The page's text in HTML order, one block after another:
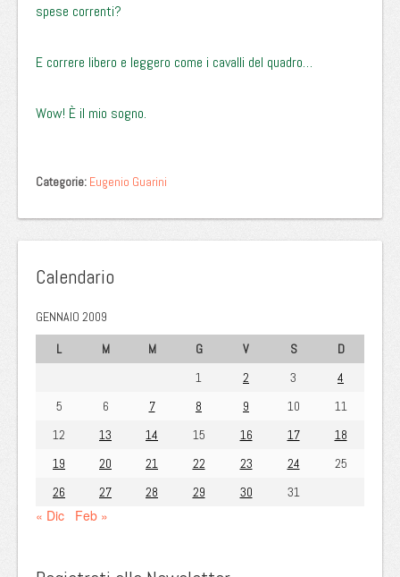
spese correnti?
E correre libero e leggero come i cavalli del quadro…
Wow! È il mio sogno.
Categorie: Eugenio Guarini
Calendario
GENNAIO 2009
L
M M G V S
D
1
2 3
4
5
6 7 8 9 10
11
12
13 14 15 16 17
18
19
20 21 22 23 24
25
26
27 28 29 30 31
« Dic Feb »